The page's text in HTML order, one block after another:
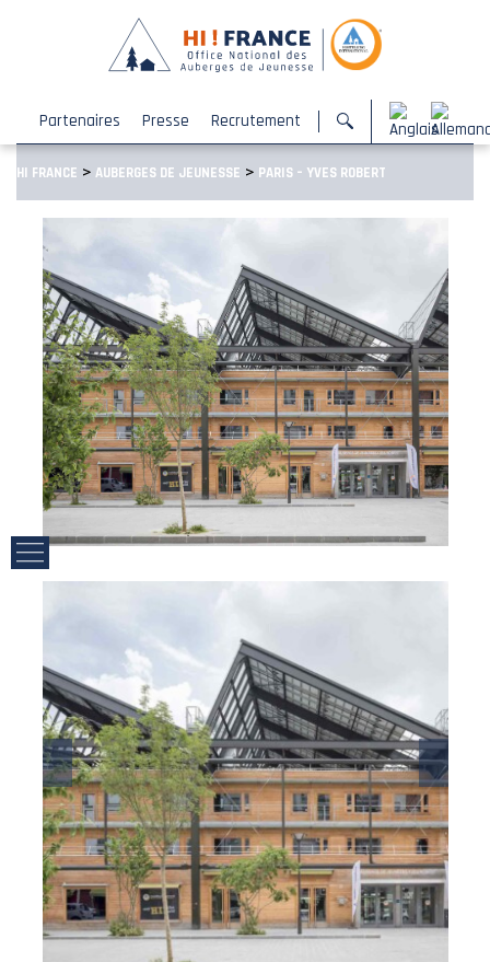
Partenaires Presse Recrutement
HI FRANCE > AUBERGES DE JEUNESSE > PARIS – YVES ROBERT